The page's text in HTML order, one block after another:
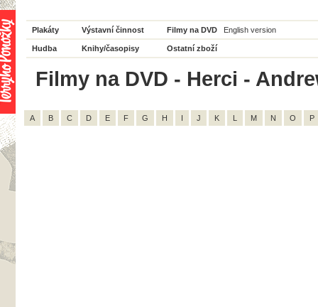
Plakáty Výstavní činnost Filmy na DVD English version
Hudba Knihy/časopisy Ostatní zboží
Filmy na DVD - Herci -
A B C D E F G H I J K L M N O P